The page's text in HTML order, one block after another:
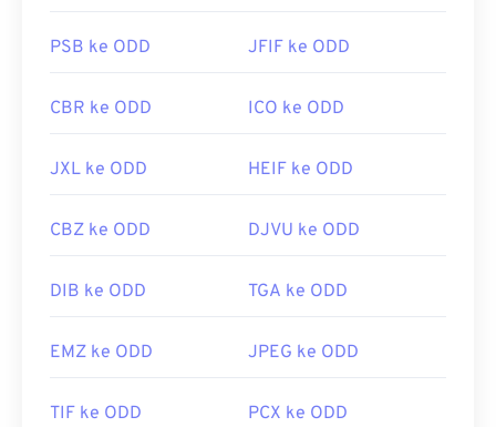
PSB ke ODD JFIF ke ODD
CBR ke ODD ICO ke ODD
JXL ke ODD HEIF ke ODD
CBZ ke ODD DJVU ke ODD
DIB ke ODD TGA ke ODD
EMZ ke ODD JPEG ke ODD
TIF ke ODD PCX ke ODD